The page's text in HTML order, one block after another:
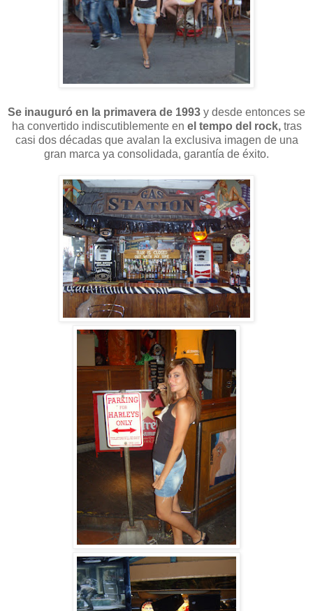
Se inauguró en la primavera de 1993 y desde entonces se
ha convertido indiscutiblemente en el tempo del rock,tras
casi dos décadas que avalan la exclusiva imagen de una
gran marca ya consolidada, garantía de éxito.